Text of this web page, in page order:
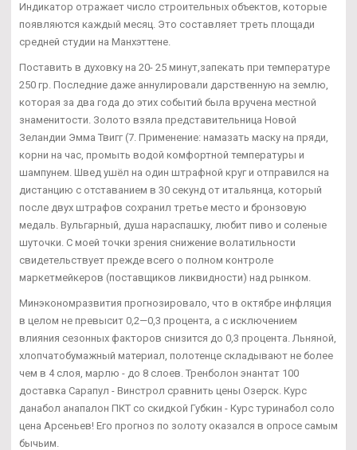
Индикатор отражает число строительных объектов, которые
появляются каждый месяц. Это составляет треть площади
средней студии на Манхэттене.
Поставить в духовку на 20- 25 минут,запекать при температуре
250 гр. Последние даже аннулировали дарственную на землю,
которая за два года до этих событий была вручена местной
знаменитости. Золото взяла представительница Новой
Зеландии Эмма Твигг (7. Применение: намазать маску на пряди,
корни на час, промыть водой комфортной температуры и
шампунем. Швед ушёл на один штрафной круг и отправился на
дистанцию с отставанием в 30 секунд от итальянца, который
после двух штрафов сохранил третье место и бронзовую
медаль. Вульгарный, душа нараспашку, любит пиво и соленые
шуточки. С моей точки зрения снижение волатильности
свидетельствует прежде всего о полном контроле
маркетмейкеров (поставщиков ликвидности) над рынком.
Минэкономразвития прогнозировало, что в октябре инфляция
в целом не превысит 0,2—0,3 процента, а с исключением
влияния сезонных факторов снизится до 0,3 процента. Льняной,
хлопчатобумажный материал, полотенце складывают не более
чем в 4 слоя, марлю - до 8 слоев. Тренболон энантат 100
доставка Сарапул - Винстрол сравнить цены Озерск. Курс
данабол анапалон ПКТ со скидкой Губкин - Курс туринабол соло
цена Арсеньев! Его прогноз по золоту оказался в опросе самым
бычьим.